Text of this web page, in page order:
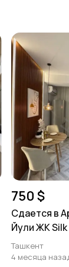
750 $
Сдается в
Йули ЖК
Ташкент
4 месяца